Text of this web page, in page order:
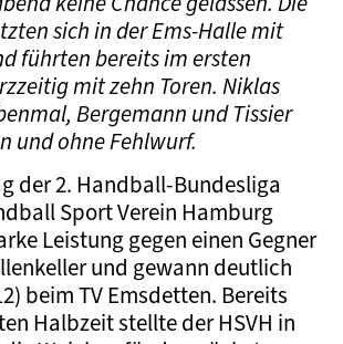
sich in der Ems-Halle mit
führten bereits im ersten
mit zehn Toren. Niklas
Bergemann und Tissier
und ohne Fehlwurf.
der 2. Handball-Bundesliga
Sport Verein Hamburg
Leistung gegen einen Gegner
und gewann deutlich
beim TV Emsdetten. Bereits
Halbzeit stellte der HSVH in